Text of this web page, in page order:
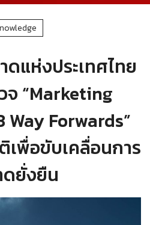
แห่งประเทศไทย
จ “Marketing
Way Forwards”
พื่อขับเคลื่อนการ
ยั่งยืน